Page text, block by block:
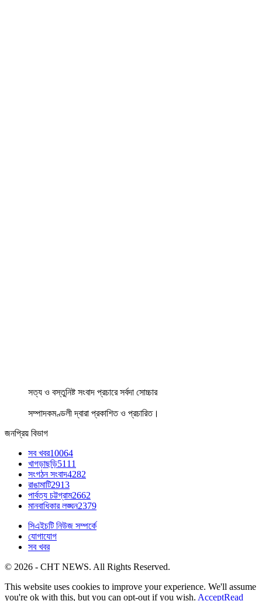
সত্য ও বস্তুনিষ্ট সংবাদ প্রচারে সর্বদা সোচ্চার
সম্পাদকমণ্ডলী দ্বারা প্রকাশিত ও প্রচারিত।
জনপ্রিয় বিভাগ
সব খবর10064
খাগড়াছড়ি5111
সংগঠন সংবাদ4282
রাঙামাটি2913
পার্বত্য চট্টগ্রাম2662
মানবাধিকার লঙ্ঘন2379
সিএইচটি নিউজ সম্পর্কে
যোগাযোগ
সব খবর
© 2026 - CHT NEWS. All Rights Reserved.
This website uses cookies to improve your experience. We'll assume
you're ok with this, but you can opt-out if you wish. AcceptRead